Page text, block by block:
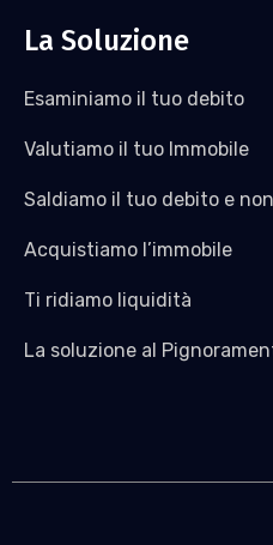
La Soluzione
Esaminiamo il tuo debito
Valutiamo il tuo Immobile
Saldiamo il tuo debito e
Acquistiamo l’immobile
Ti ridiamo liquidità
La soluzione al